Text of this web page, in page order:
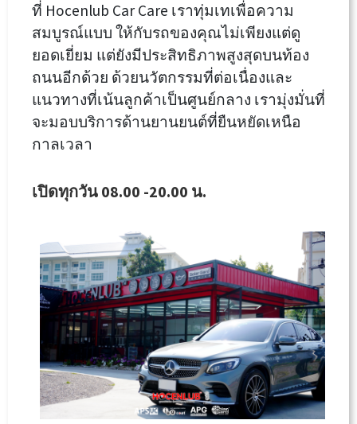
ที่ Hocenlub Car Care เราทุ่มเทเพื่อความ
สมบูรณ์แบบ ให้กับรถของคุณไม่เพียงแต่ดู
ยอดเยี่ยม แต่ยังมีประสิทธิภาพสูงสุดบนท้อง
ถนนอีกด้วย ด้วยนวัตกรรมที่ต่อเนื่องและ
แนวทางที่เน้นลูกค้าเป็นศูนย์กลาง เรามุ่งมั่นที่
จะมอบบริการด้านยานยนต์ที่ยืนหยัดเหนือ
กาลเวลา
เปิดทุกวัน 08.00 -20.00 น.